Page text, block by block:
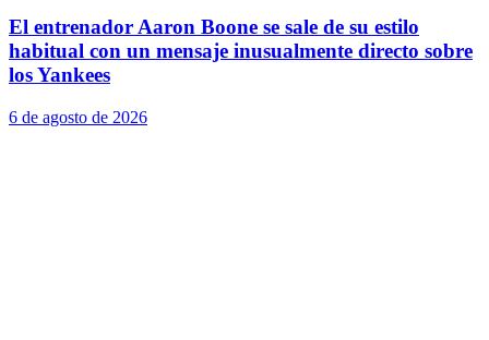
El entrenador Aaron Boone se sale de su estilo
habitual con un mensaje inusualmente directo sobre
los Yankees
6 de agosto de 2026